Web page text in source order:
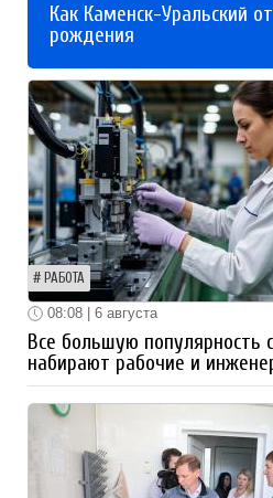
Как Каменск-Уральский
рождения
РАБОТА
08:08 | 6 августа
Все большую популярность
набирают рабочие и